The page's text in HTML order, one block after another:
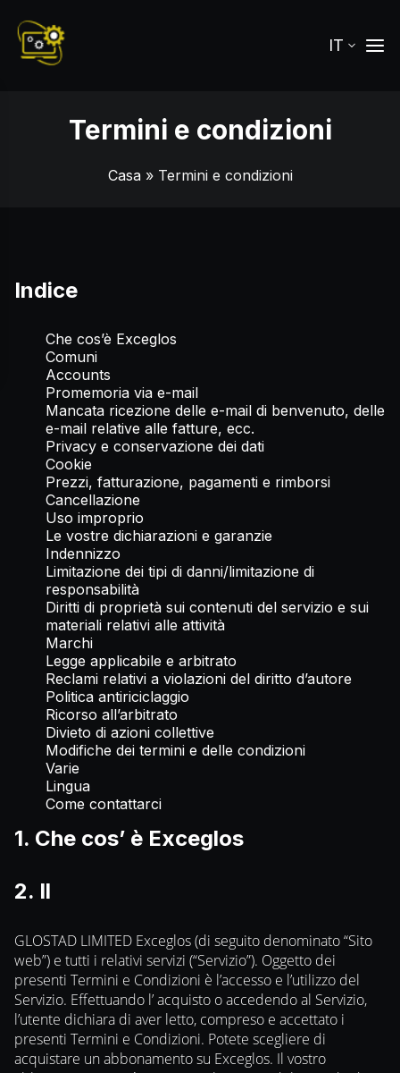
IT
Termini e condizioni
Casa » Termini e condizioni
Indice
Che cos’è Exceglos
Comuni
Accounts
Promemoria via e-mail
Mancata ricezione delle e-mail di benvenuto, delle
e-mail relative alle fatture, ecc.
Privacy e conservazione dei dati
Cookie
Prezzi, fatturazione, pagamenti e rimborsi
Cancellazione
Uso improprio
Le vostre dichiarazioni e garanzie
Indennizzo
Limitazione dei tipi di danni/limitazione di
responsabilità
Diritti di proprietà sui contenuti del servizio e sui
materiali relativi alle attività
Marchi
Legge applicabile e arbitrato
Reclami relativi a violazioni del diritto d’autore
Politica antiriciclaggio
Ricorso all’arbitrato
Divieto di azioni collettive
Modifiche dei termini e delle condizioni
Varie
Lingua
Come contattarci
1. Che cos’ è Exceglos
2. Il
GLOSTAD LIMITED Exceglos (di seguito denominato “Sito
web”) e tutti i relativi servizi (“Servizio”). Oggetto dei
presenti Termini e Condizioni è l’accesso e l’utilizzo del
Servizio. Effettuando l’ acquisto o accedendo al Servizio,
l’utente dichiara di aver letto, compreso e accettato i
presenti Termini e Condizioni. Potete scegliere di
acquistare un abbonamento su Exceglos. Il vostro